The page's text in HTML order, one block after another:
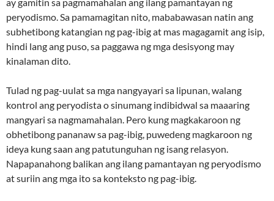
peryodismo. Sa pamamagitan nito, mababawasan natin ang
subhetibong katangian ng pag-ibig at mas magagamit ang isip,
hindi lang ang puso, sa paggawa ng mga desisyong may
kinalaman dito.
Tulad ng pag-uulat sa mga nangyayari sa lipunan, walang
kontrol ang peryodista o sinumang indibidwal sa maaaring
mangyari sa nagmamahalan. Pero kung magkakaroon ng
obhetibong pananaw sa pag-ibig, puwedeng magkaroon ng
ideya kung saan ang patutunguhan ng isang relasyon.
Napapanahong balikan ang ilang pamantayan ng peryodismo
at suriin ang mga ito sa konteksto ng pag-ibig.